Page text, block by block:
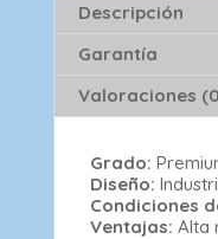
Descripción
Garantía
Valoraciones
Grado:
Diseño:
Condiciones
Ventajas: Alta